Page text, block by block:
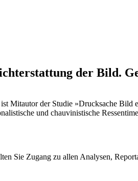
der Bild.
Mitautor der Studie »Drucksache
und chauvinistische
Sie Zugang zu allen Analysen,